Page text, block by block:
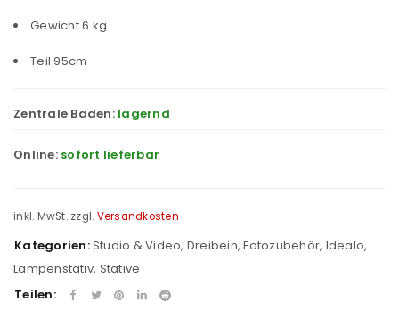
Gewicht 6 kg
Teil 95cm
Zentrale Baden: lagernd
Online: sofort lieferbar
inkl. MwSt. zzgl. Versandkosten
Kategorien:Studio & Video, Dreibein,Fotozubehör, Idealo,
Lampenstativ, Stative
Teilen: